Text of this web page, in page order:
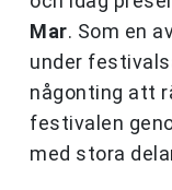
Mar. Som en
under
någonting att
festivalen
med stora